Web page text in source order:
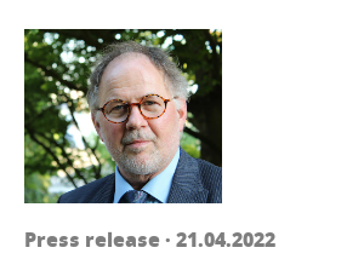
Press release · 21.04.2022